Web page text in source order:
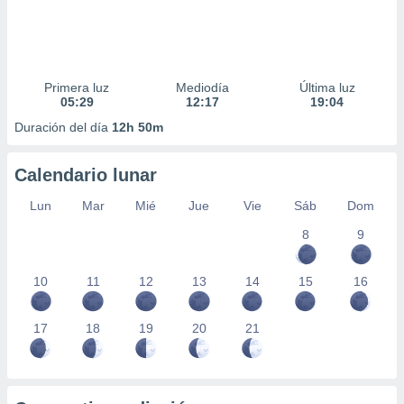
Primera luz
05:29
Mediodía
12:17
Última luz
19:04
Duración del día 12h 50m
Calendario lunar
Lun Mar Mié Jue Vie Sáb
Dom
8
9
10 11 12 13 14 15 16
17 18 19 20 21